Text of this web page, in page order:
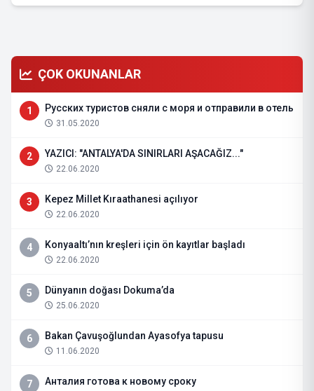
ÇOK OKUNANLAR
1 Русских туристов сняли с моря и отправили в отель
31.05.2020
2 YAZICI: "ANTALYA'DA SINIRLARI AŞACAĞIZ..."
22.06.2020
3 Kepez Millet Kıraathanesi açılıyor
22.06.2020
4 Konyaaltı’nın kreşleri için ön kayıtlar başladı
22.06.2020
5 Dünyanın doğası Dokuma’da
25.06.2020
6 Bakan Çavuşoğlundan Ayasofya tapusu
11.06.2020
7 Анталия готова к новому сроку